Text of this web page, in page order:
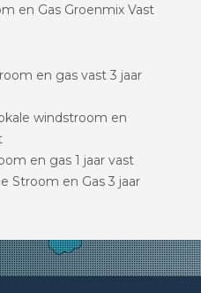
en Gas Groenmix Vast
en gas vast 3 jaar
windstroom en
en gas 1 jaar vast
Stroom en Gas 3 jaar